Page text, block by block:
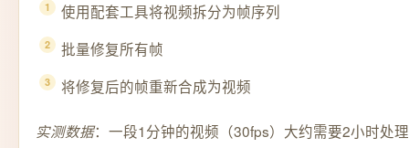
使用配套工具将视频拆分为帧序列
批量修复所有帧
将修复后的帧重新合成为视频
实测数据：一段1分钟的视频（30fps）大约需要2小时处